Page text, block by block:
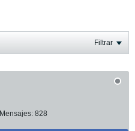
Filtrar
Mensajes: 828